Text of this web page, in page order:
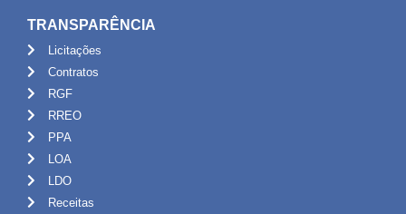
TRANSPARÊNCIA
Licitações
Contratos
RGF
RREO
PPA
LOA
LDO
Receitas